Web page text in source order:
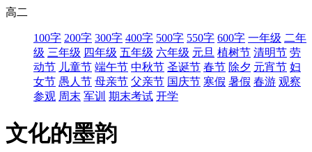
高二
100字 200字 300字 400字 500字 550字 600字 一年级 二年
级 三年级 四年级 五年级 六年级 元旦 植树节 清明节 劳
动节 儿童节 端午节 中秋节 圣诞节 春节 除夕 元宵节 妇
女节 愚人节 母亲节 父亲节 国庆节 寒假 暑假 春游 观察
参观 周末 军训 期末考试 开学
文化的墨韵